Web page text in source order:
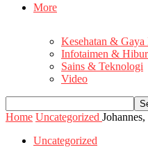
More
Kesehatan &
Infotaimen &
Sains & Teknologi
Video
Home Uncategorized
Uncategorized